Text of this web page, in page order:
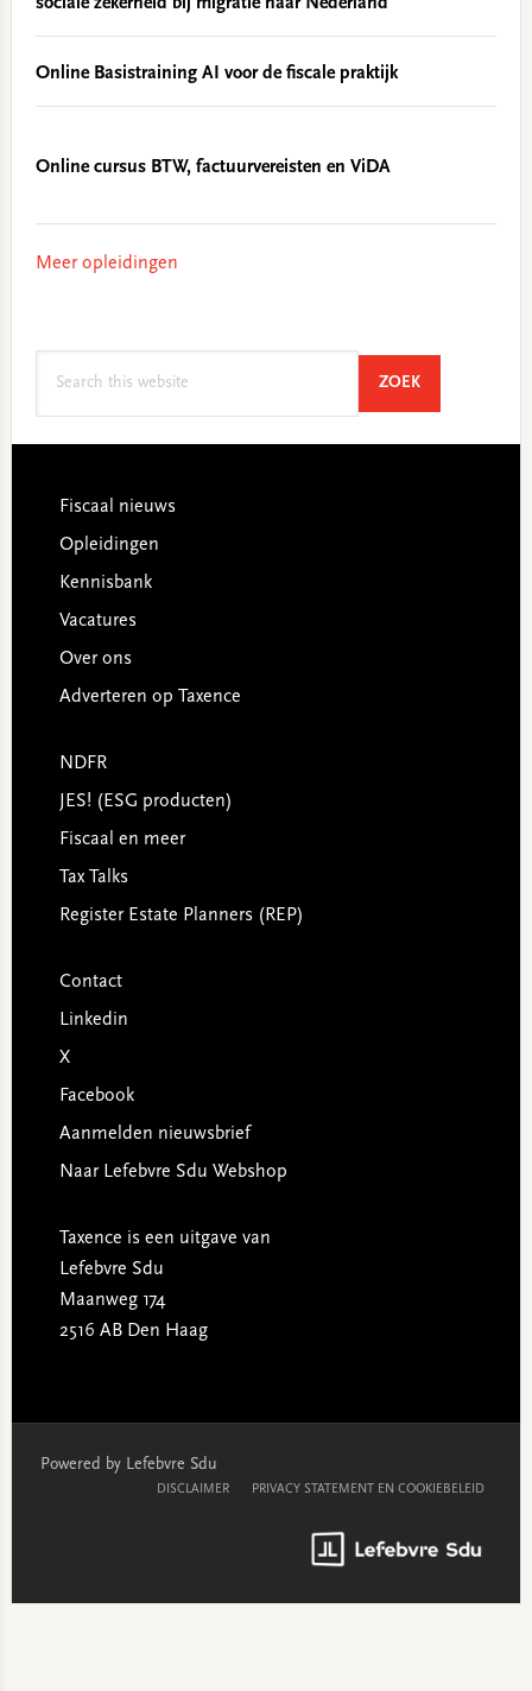
Online Basistraining AI voor de fiscale praktijk
Online cursus BTW, factuurvereisten en ViDA
Meer opleidingen
ZOEKSEARCH
Footer
Fiscaal nieuws
Opleidingen
Kennisbank
Vacatures
Over ons
Adverteren op Taxence
NDFR
JES! (ESG producten)
Fiscaal en meer
Tax Talks
Register Estate Planners (REP)
Contact
Linkedin
X
Facebook
Aanmelden nieuwsbrief
Naar Lefebvre Sdu Webshop
Taxence is een uitgave van
Lefebvre Sdu
Maanweg 174
2516 AB Den Haag
Powered by Lefebvre Sdu
DISCLAIMER PRIVACY STATEMENT EN COOKIEBELEID